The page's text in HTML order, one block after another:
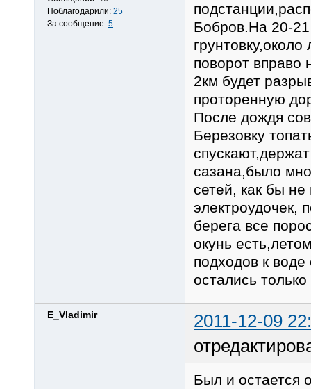
Поблагодарили: 25
За сообщение: 5
Бобров.На 20-21
поворот вправо
2км будет
проторенную
После дождя
Березовку
сазана,было
сетей, как бы не
электроудочек,
берега все
окунь
подходов к
остались
E_Vladimir
2011-12-09
Был и остается